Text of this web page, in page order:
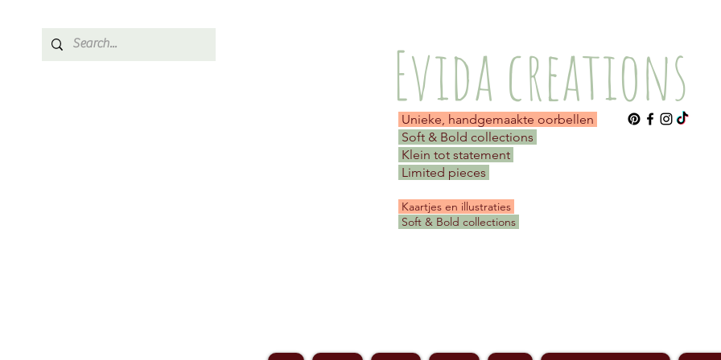
Evida creations
Unieke, handgemaakte oorbellen
Soft & Bold collections
Klein tot statement
Limited pieces
​ Kaartjes en illustraties
Soft & Bold collections